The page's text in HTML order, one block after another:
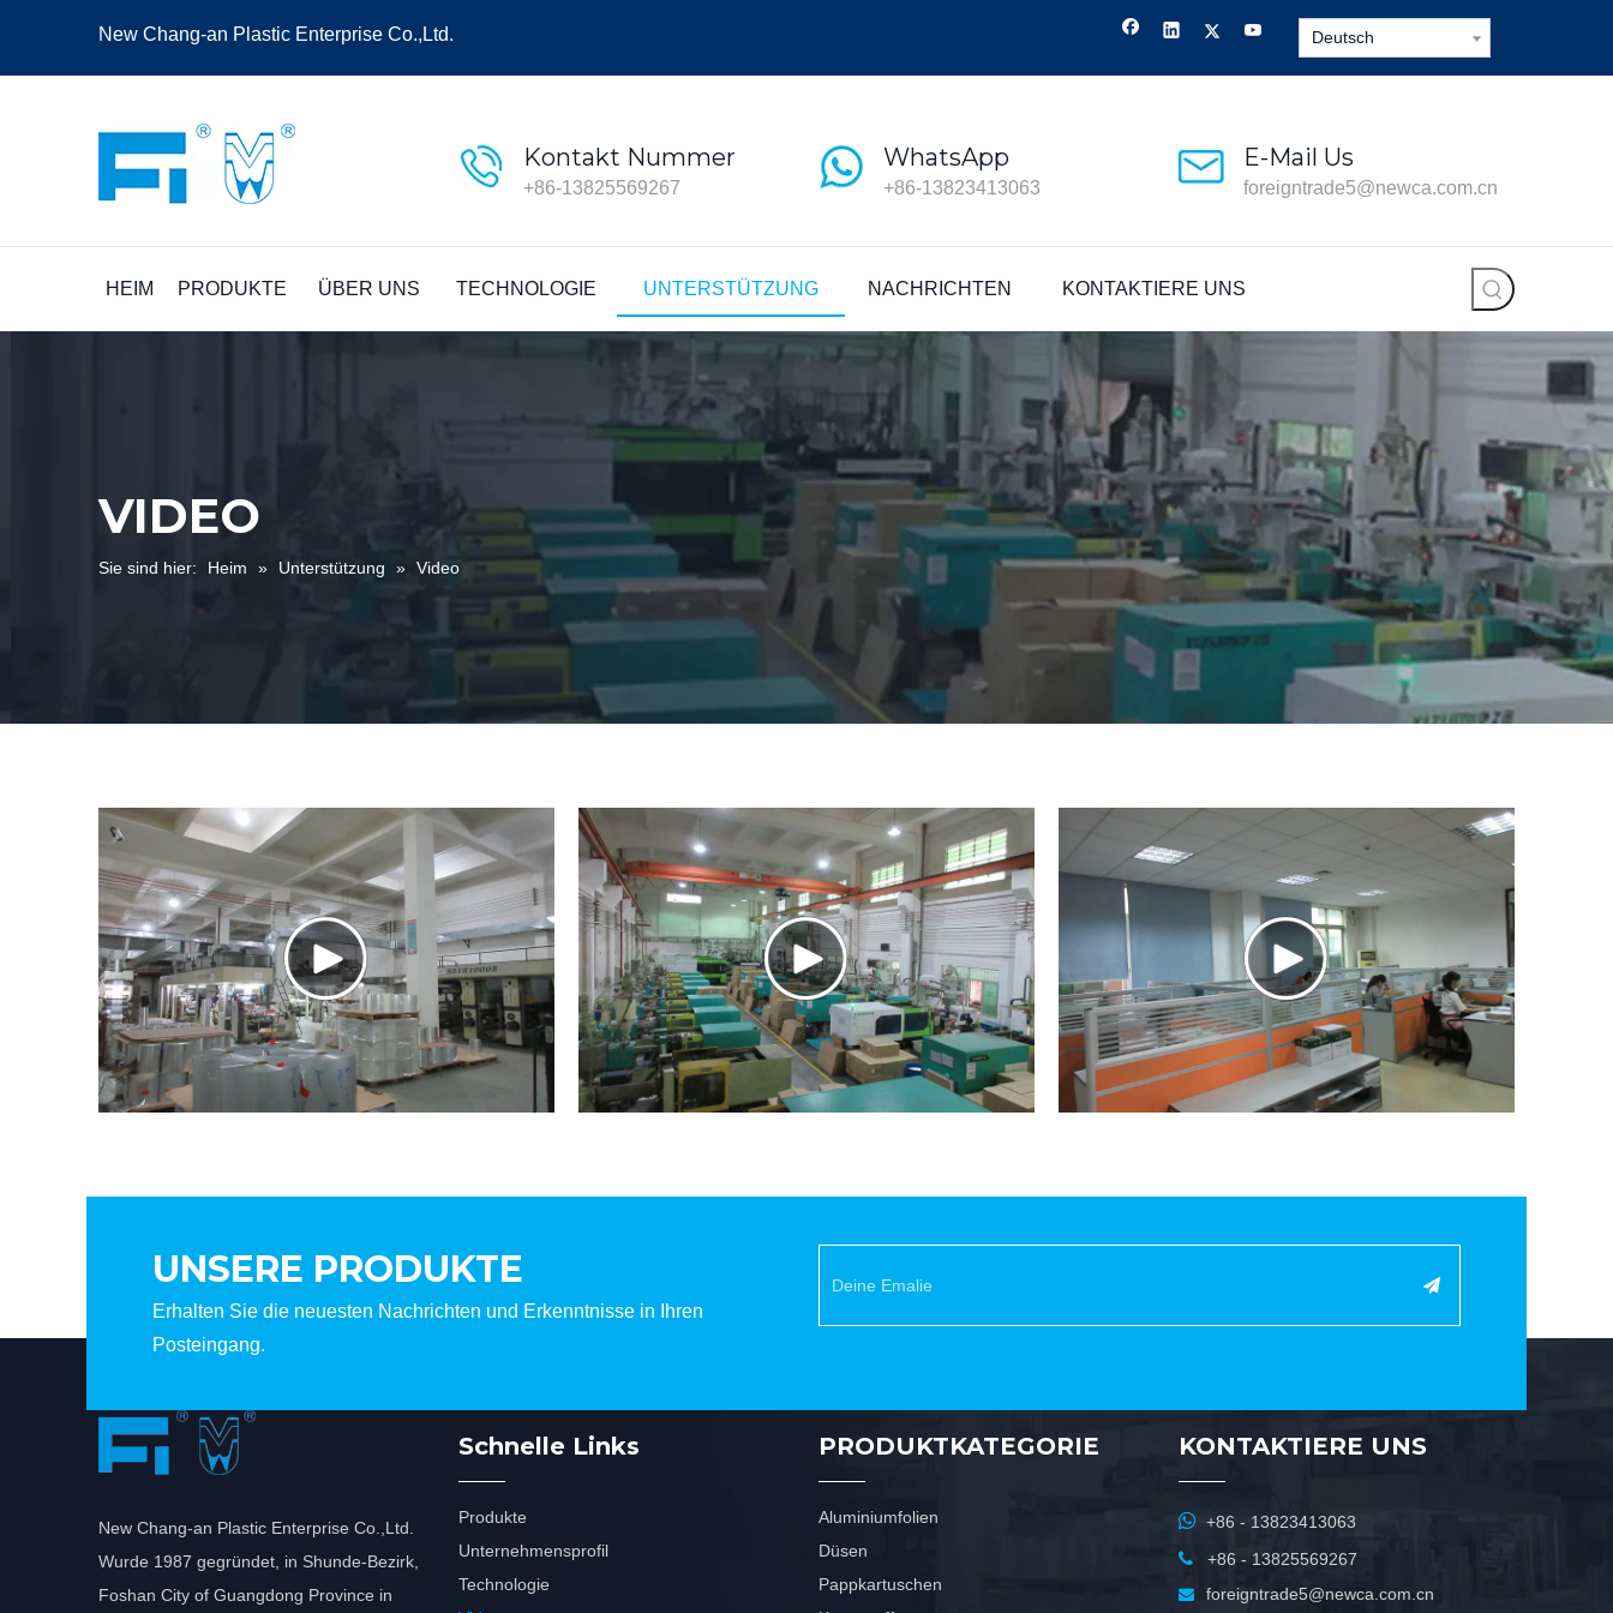
New Chang-an Plastic Enterprise Co.,Ltd. Deutsch
Kontakt Nummer
+86-13825569267
WhatsApp
+86-13823413063
E-Mail Us
foreigntrade5@newca.com.cn
HEIM PRODUKTE ÜBER UNS TECHNOLOGIE UNTERSTÜTZUNG NACHRICHTEN KONTAKTIERE UNS
VIDEO
Sie sind hier: Heim » Unterstützung » Video
UNSERE PRODUKTE
Erhalten Sie die neuesten Nachrichten und Erkenntnisse in Ihren
Posteingang.
New Chang-an Plastic Enterprise Co.,Ltd.
Wurde 1987 gegründet, in Shunde-Bezirk,
Foshan City of Guangdong Province in
Schnelle Links
Produkte
Unternehmensprofil
Technologie
PRODUKTKATEGORIE
Aluminiumfolien
Düsen
Pappkartuschen
KONTAKTIERE UNS
 +86 - 13823413063
 +86 - 13825569267
 foreigntrade5@newca.com.cn